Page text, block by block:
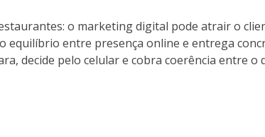
o marketing digital pode atrair o
equilíbrio entre presença online e entrega
decide pelo celular e cobra coerência entre o